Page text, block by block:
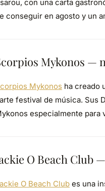
con una carta
conseguir en agosto y un
Mykonos —
Mykonos ha creado
festival de música. Sus
especialmente para
O Beach Club
O Beach Club es una